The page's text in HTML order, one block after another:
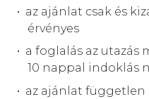
az ajánlat csak és
érvényes
a foglalás az utazás
10 nappal indoklás
az ajánlat független